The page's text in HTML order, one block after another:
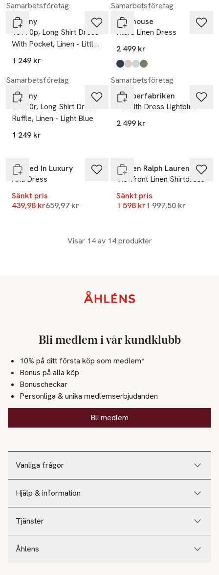
Samarbetsföretag
Tiffany
18970p, Long Shirt Dress
With Pocket, Linen - Little
Boy Blue
1 249 kr
Samarbetsföretag
Newhouse
Klara Linen Dress
2 499 kr
Produkten finns i färgerna:
marinblå,
beige,
ljusblå,
grön,
Samarbetsföretag
Tiffany
18970r, Long Shirt Dress
Ruffle, Linen - Light Blue
1 249 kr
Samarbetsföretag
Jumperfabriken
- Judith Dress Lightblue
2 499 kr
-33%
Soaked In Luxury
Aria Dress
Sänkt pris
439,98 krLägsta pris 30 dagar
659,97 kr
Lauren Ralph Lauren
Tie-Front Linen Shirtdress
Sänkt pris
1 598 krLägsta pris 30 dagar
1 997,50 kr
Visar 14 av 14 produkter
Vanliga frågor
Hjälp & information
Tjänster
Åhlens
Bli medlem i vår kundklubb
10% på ditt första köp som medlem*
Bonus på alla köp
Bonuscheckar
Personliga & unika medlemserbjudanden
Bli medlem